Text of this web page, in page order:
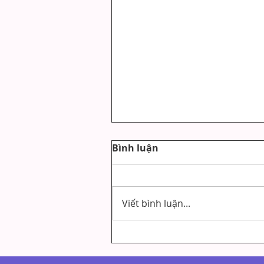
Family healing - Tu tập
bao gồm cả tu, và luyện
Bình luận
Viết bình luận...